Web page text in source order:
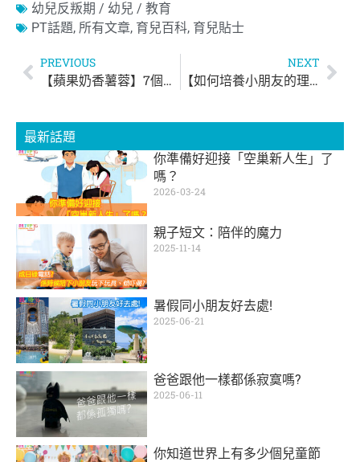
幼兒反叛期 / 幼兒 / 教育
PT話題, 所有文章, 育兒百科, 育兒貼士
PREVIOUS
【蘋果奶香薯蓉】7個月以上 BB食譜
NEXT
【如何培養小朋友的理財觀念？】
最新話題
你準備好迎接「空巢新人生」了
嗎？
2026-03-24
親子短文：陪伴的魔力
2025-11-14
暑假同小朋友好去處!
2025-06-21
爸爸跟他一樣都係寂寞嗎?
2025-06-11
你知道世界上有多少個兒童節